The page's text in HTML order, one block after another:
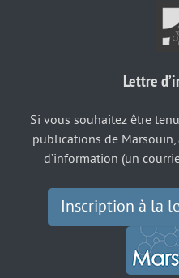
Lettre
Si vous souhaitez être
publications de
d’information (un
Inscription à la